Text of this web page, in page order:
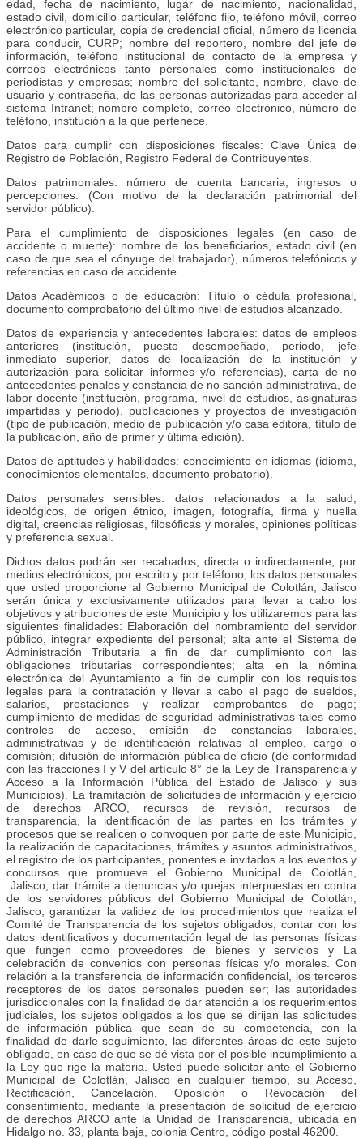
edad, fecha de nacimiento, lugar de nacimiento, nacionalidad,
estado civil, domicilio particular, teléfono fijo, teléfono móvil, correo
electrónico particular, copia de credencial oficial, número de licencia
para conducir, CURP; nombre del reportero, nombre del jefe de
información, teléfono institucional de contacto de la empresa y
correos electrónicos tanto personales como institucionales de
periodistas y empresas; nombre del solicitante, nombre, clave de
usuario y contraseña, de las personas autorizadas para acceder al
sistema Intranet; nombre completo, correo electrónico, número de
teléfono, institución a la que pertenece.
Datos para cumplir con disposiciones fiscales: Clave Única de
Registro de Población, Registro Federal de Contribuyentes.
Datos patrimoniales: número de cuenta bancaria, ingresos o
percepciones. (Con motivo de la declaración patrimonial del
servidor público).
Para el cumplimiento de disposiciones legales (en caso de
accidente o muerte): nombre de los beneficiarios, estado civil (en
caso de que sea el cónyuge del trabajador), números telefónicos y
referencias en caso de accidente.
Datos Académicos o de educación: Título o cédula profesional,
documento comprobatorio del último nivel de estudios alcanzado.
Datos de experiencia y antecedentes laborales: datos de empleos
anteriores (institución, puesto desempeñado, periodo, jefe
inmediato superior, datos de localización de la institución y
autorización para solicitar informes y/o referencias), carta de no
antecedentes penales y constancia de no sanción administrativa, de
labor docente (institución, programa, nivel de estudios, asignaturas
impartidas y periodo), publicaciones y proyectos de investigación
(tipo de publicación, medio de publicación y/o casa editora, título de
la publicación, año de primer y última edición).
Datos de aptitudes y habilidades: conocimiento en idiomas (idioma,
conocimientos elementales, documento probatorio).
Datos personales sensibles: datos relacionados a la salud,
ideológicos, de origen étnico, imagen, fotografía, firma y huella
digital, creencias religiosas, filosóficas y morales, opiniones políticas
y preferencia sexual.
Dichos datos podrán ser recabados, directa o indirectamente, por
medios electrónicos, por escrito y por teléfono, los datos personales
que usted proporcione al Gobierno Municipal de Colotlán, Jalisco
serán única y exclusivamente utilizados para llevar a cabo los
objetivos y atribuciones de este Municipio y los utilizaremos para las
siguientes finalidades: Elaboración del nombramiento del servidor
público, integrar expediente del personal; alta ante el Sistema de
Administración Tributaria a fin de dar cumplimiento con las
obligaciones tributarias correspondientes; alta en la nómina
electrónica del Ayuntamiento a fin de cumplir con los requisitos
legales para la contratación y llevar a cabo el pago de sueldos,
salarios, prestaciones y realizar comprobantes de pago;
cumplimiento de medidas de seguridad administrativas tales como
controles de acceso, emisión de constancias laborales,
administrativas y de identificación relativas al empleo, cargo o
comisión; difusión de información pública de oficio (de conformidad
con las fracciones I y V del artículo 8° de la Ley de Transparencia y
Acceso a la Información Pública del Estado de Jalisco y sus
Municipios). La tramitación de solicitudes de información y ejercicio
de derechos ARCO, recursos de revisión, recursos de
transparencia, la identificación de las partes en los trámites y
procesos que se realicen o convoquen por parte de este Municipio,
la realización de capacitaciones, trámites y asuntos administrativos,
el registro de los participantes, ponentes e invitados a los eventos y
concursos que promueve el Gobierno Municipal de Colotlán,
Jalisco, dar trámite a denuncias y/o quejas interpuestas en contra
de los servidores públicos del Gobierno Municipal de Colotlán,
Jalisco, garantizar la validez de los procedimientos que realiza el
Comité de Transparencia de los sujetos obligados, contar con los
datos identificativos y documentación legal de las personas físicas
que fungen como proveedores de bienes y servicios y La
celebración de convenios con personas físicas y/o morales. Con
relación a la transferencia de información confidencial, los terceros
receptores de los datos personales pueden ser; las autoridades
jurisdiccionales con la finalidad de dar atención a los requerimientos
judiciales, los sujetos obligados a los que se dirijan las solicitudes
de información pública que sean de su competencia, con la
finalidad de darle seguimiento, las diferentes áreas de este sujeto
obligado, en caso de que se dé vista por el posible incumplimiento a
la Ley que rige la materia. Usted puede solicitar ante el Gobierno
Municipal de Colotlán, Jalisco en cualquier tiempo, su Acceso,
Rectificación, Cancelación, Oposición o Revocación del
consentimiento, mediante la presentación de solicitud de ejercicio
de derechos ARCO ante la Unidad de Transparencia, ubicada en
Hidalgo no. 33, planta baja, colonia Centro, código postal 46200.